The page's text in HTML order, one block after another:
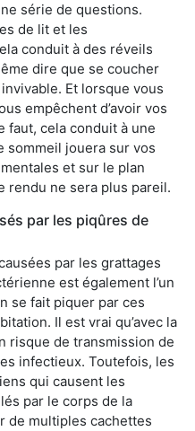
série de questions.
de lit et les
conduit à des réveils
dire que se coucher
Et lorsque vous
empêchent d’avoir vos
faut, cela conduit à une
sommeil jouera sur vos
et sur le plan
rendu ne sera plus pareil.
par les piqûres de
par les grattages
est également l’un
se fait piquer par ces
Il est vrai qu’avec la
risque de transmission de
infectieux. Toutefois, les
qui causent les
par le corps de la
de multiples cachettes